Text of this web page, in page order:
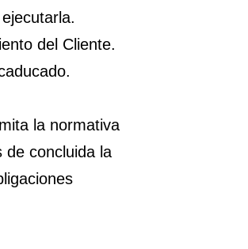
del Cliente.
la normativa
de concluida la